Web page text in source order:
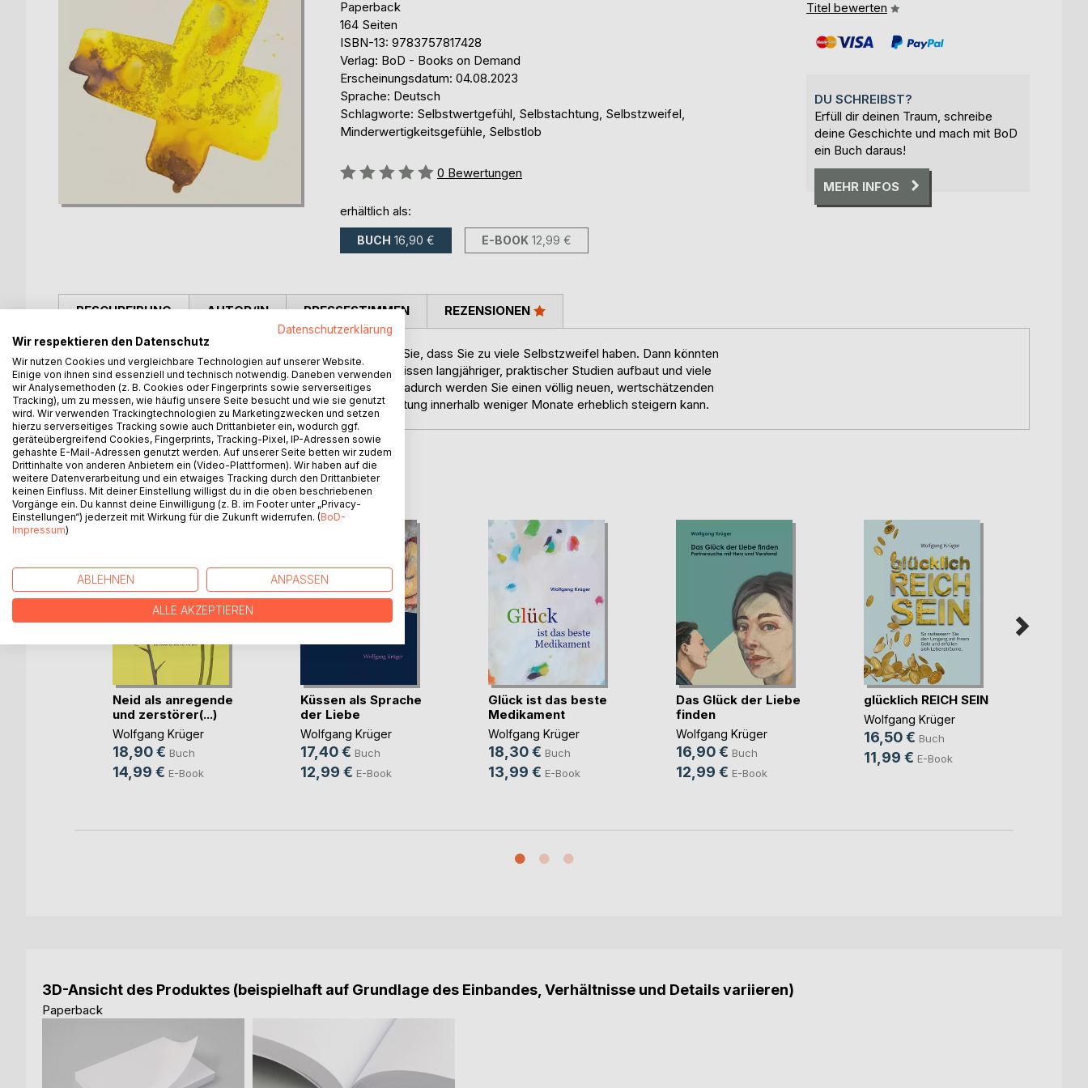
Paperback
164 Seiten
ISBN-13: 9783757817428
Verlag: BoD - Books on Demand
Erscheinungsdatum: 04.08.2023
Sprache: Deutsch
Schlagworte: Selbstwertgefühl, Selbstachtung, Selbstzweifel,
Minderwertigkeitsgefühle, Selbstlob
Bewertung::
0 Bewertungen
erhältlich als:
BUCH 16,90 € E-BOOK 12,99 €
Titel bewerten
DU SCHREIBST?
Erfüll dir deinen Traum, schreibe
deine Geschichte und mach mit BoD
ein Buch daraus!
MEHR INFOS
BESCHREIBUNG
Wären Sie gern selbstbewusster? Wahrscheinlich spüren Sie, dass Sie zu viele Selbstzweifel haben. Dann könnten
Sie sehr von diesem Buch profitieren, das auf den Ergebnissen langjähriger, praktischer Studien aufbaut und viele
lebensnahe Anregungen und konkrete Hinweise enthält. Dadurch werden Sie einen völlig neuen, wertschätzenden
Blick auf Ihr Leben gewinnen, so dass sich Ihre Selbstachtung innerhalb weniger Monate erheblich steigern kann.
AUTOR/IN PRESSESTIMMEN REZENSIONEN
WEITERE TITEL BEIBoD
Neid als anregende
und zerstörer(...)
Wolfgang Krüger
18,90 € Buch
14,99 € E-Book
Küssen als Sprache
der Liebe
Wolfgang Krüger
17,40 € Buch
12,99 € E-Book
Glück ist das beste
Medikament
Wolfgang Krüger
18,30 € Buch
13,99 € E-Book
Das Glück der Liebe
finden
Wolfgang Krüger
16,90 € Buch
12,99 € E-Book
glücklich REICH SEIN
Wolfgang Krüger
16,50 € Buch
11,99 € E-Book
3D-Ansicht des Produktes (beispielhaft auf Grundlage des Einbandes, Verhältnisse und Details variieren)
Paperback
Datenschutzerklärung
Wir respektieren den Datenschutz
Wir nutzen Cookies und vergleichbare Technologien auf unserer Website.
Einige von ihnen sind essenziell und technisch notwendig. Daneben verwenden
wir Analysemethoden (z. B. Cookies oder Fingerprints sowie serverseitiges
Tracking), um zu messen, wie häufig unsere Seite besucht und wie sie genutzt
wird. Wir verwenden Trackingtechnologien zu Marketingzwecken und setzen
hierzu serverseitiges Tracking sowie auch Drittanbieter ein, wodurch ggf.
geräteübergreifend Cookies, Fingerprints, Tracking-Pixel, IP-Adressen sowie
gehashte E-Mail-Adressen genutzt werden. Auf unserer Seite betten wir zudem
Drittinhalte von anderen Anbietern ein (Video-Plattformen). Wir haben auf die
weitere Datenverarbeitung und ein etwaiges Tracking durch den Drittanbieter
keinen Einfluss. Mit deiner Einstellung willigst du in die oben beschriebenen
Vorgänge ein. Du kannst deine Einwilligung (z. B. im Footer unter „Privacy-
Einstellungen“) jederzeit mit Wirkung für die Zukunft widerrufen. (BoD-
Impressum)
ABLEHNEN ANPASSEN
ALLE AKZEPTIEREN